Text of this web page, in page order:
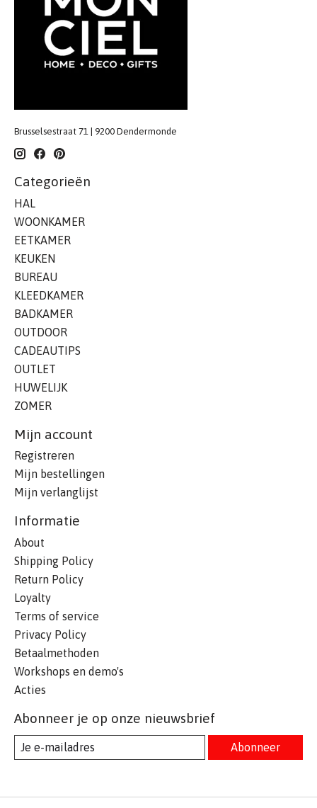
Brusselsestraat 71 | 9200 Dendermonde
Categorieën
HAL
WOONKAMER
EETKAMER
KEUKEN
BUREAU
KLEEDKAMER
BADKAMER
OUTDOOR
CADEAUTIPS
OUTLET
HUWELIJK
ZOMER
Mijn account
Registreren
Mijn bestellingen
Mijn verlanglijst
Informatie
About
Shipping Policy
Return Policy
Loyalty
Terms of service
Privacy Policy
Betaalmethoden
Workshops en demo's
Acties
Abonneer je op onze nieuwsbrief
Abonneer